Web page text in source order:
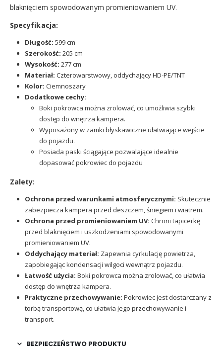
blaknięciem spowodowanym promieniowaniem UV.
Specyfikacja:
Długość: 599 cm
Szerokość: 205 cm
Wysokość: 277 cm
Materiał: Czterowarstwowy, oddychający HD-PE/TNT
Kolor: Ciemnoszary
Dodatkowe cechy:
Boki pokrowca można zrolować, co umożliwia szybki
dostęp do wnętrza kampera.
Wyposażony w zamki błyskawiczne ułatwiające wejście
do pojazdu.
Posiada paski ściągające pozwalające idealnie
dopasować pokrowiec do pojazdu
Zalety:
Ochrona przed warunkami atmosferycznymi: Skutecznie
zabezpiecza kampera przed deszczem, śniegiem i wiatrem.
Ochrona przed promieniowaniem UV: Chroni tapicerkę
przed blaknięciem i uszkodzeniami spowodowanymi
promieniowaniem UV.
Oddychający materiał: Zapewnia cyrkulację powietrza,
zapobiegając kondensacji wilgoci wewnątrz pojazdu.
Łatwość użycia: Boki pokrowca można zrolować, co ułatwia
dostęp do wnętrza kampera.
Praktyczne przechowywanie: Pokrowiec jest dostarczany z
torbą transportową, co ułatwia jego przechowywanie i
transport.
BEZPIECZEŃSTWO PRODUKTU